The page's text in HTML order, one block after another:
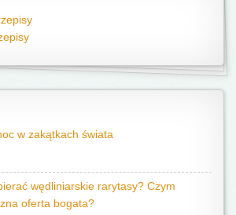
w zakątkach świata
wędliniarskie rarytasy? Czym
oferta bogata?